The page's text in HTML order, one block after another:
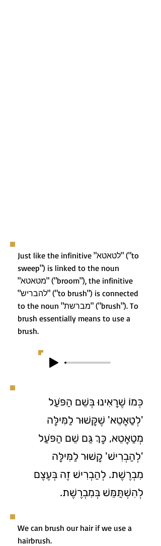
Just like the infinitive "לטאטא" ("to
sweep") is linked to the noun
"מטאטא" ("broom"), the infinitive
"להבריש" ("to brush") is connected
to the noun "מברשת" ("brush"). To
brush essentially means to use a
brush.
כְּמוֹ שֶׁרָאִינוּ בְּשֵׁם הַפֹּעַל
'לְטַאֲטֵא' שֶׁקָּשׁוּר לַמִּילָּה
מְטַאֲטֵא, כָּךְ גַּם שֵׁם הַפֹּעַל
'לְהַבְרִישׁ' קָשׁוּר לַמִּילָּה
מִבְרֶשֶׁת. לְהַבְרִישׁ זֶה בְּעֶצֶם
לְהִשְׁתַּמֵּשׁ בְּמִבְרֶשֶׁת.
We can brush our hair if we use a
hairbrush.